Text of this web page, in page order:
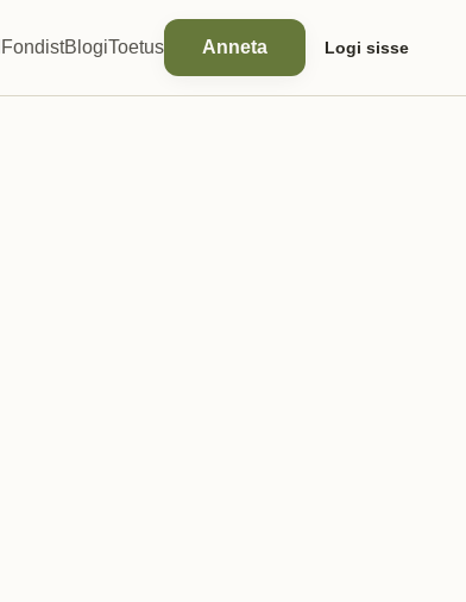
FondistBlogiToetus Anneta Logi sisse